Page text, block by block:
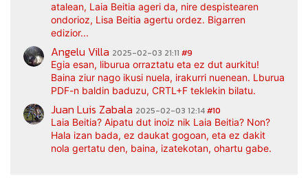
atalean, Laia Beitia ageri da, nire despistearen
ondorioz, Lisa Beitia agertu ordez. Bigarren
edizior...
Angelu Villa 2025-02-03 21:11 #9
Egia esan, liburua orraztatu eta ez dut aurkitu!
Baina ziur nago ikusi nuela, irakurri nuenean. Lburua
PDF-n baldin baduzu, CRTL+F teklekin bilatu.
Juan Luis Zabala 2025-02-03 12:14#10
Laia Beitia? Aipatu dut inoiz nik Laia Beitia? Non?
Hala izan bada, ez daukat gogoan, eta ez dakit
nola gertatu den, baina, izatekotan, ohartu gabe.